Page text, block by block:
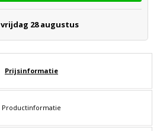
vrijdag 28 augustus
Prijsinformatie
Productinformatie